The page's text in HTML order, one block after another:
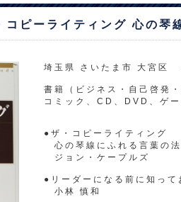
コピーライティング 心の琴
埼玉県 さいたま市 大宮区
書籍（ビジネス・自己啓発
コミック、CD、DVD、ゲー
●ザ・コピーライティング
心の琴線にふれる言葉の法
ジョン・ケープルズ
●リーダーになる前に知って
小林 慎和